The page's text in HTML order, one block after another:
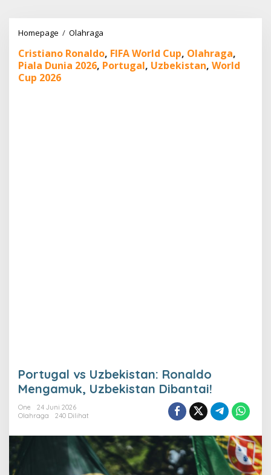
Homepage / Olahraga
Uzbekistan:
Ronaldo
Cristiano Ronaldo, FIFA World Cup, Olahraga,
Piala Dunia 2026, Portugal, Uzbekistan, World
Cup 2026
Portugal vs Uzbekistan: Ronaldo
Mengamuk, Uzbekistan Dibantai!
One
24 Juni 2026
Olahraga
240 Dilihat